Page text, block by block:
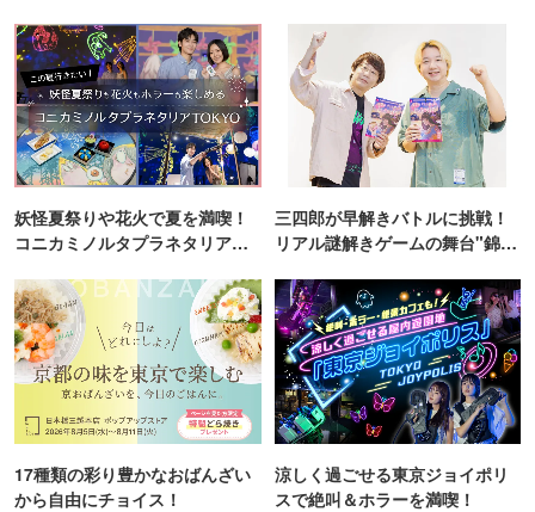
妖怪夏祭りや花火で夏を満喫！
コニカミノルタプラネタリア
三四郎が早解きバトルに挑戦！
リアル謎解きゲームの舞台"錦糸
17種類の彩り豊かなおばんざい
から自由にチョイス！
涼しく過ごせる東京ジョイポリ
スで絶叫＆ホラーを満喫！